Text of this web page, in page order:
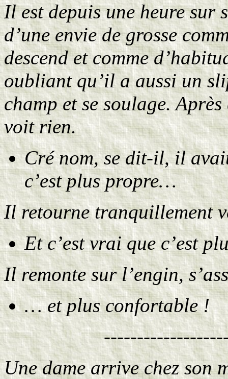
Il est depuis une heure sur
d’une envie de grosse
descend et comme
oubliant qu’il a aussi un
champ et se soulage.
voit rien.
Cré nom, se dit-il, il
c’est plus propre…
Il retourne tranquillement
Et c’est vrai que c’est
Il remonte sur l’engin,
… et plus confortable !
Une dame arrive chez son